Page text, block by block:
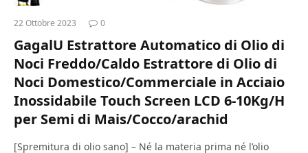
22 Ottobre 2023 0
GagalU Estrattore Automatico di Olio di
Noci Freddo/Caldo Estrattore di Olio di
Noci Domestico/Commerciale in Acciaio
Inossidabile Touch Screen LCD 6-10Kg/H
per Semi di Mais/Cocco/arachid
[Spremitura di olio sano] – Né la materia prima né l’olio